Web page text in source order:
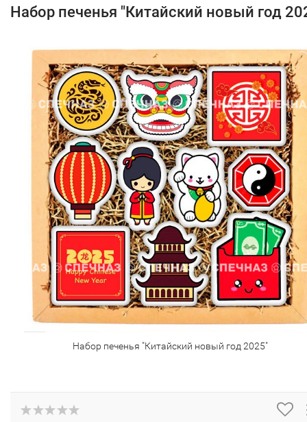
Набор печенья "Китайский новый год
Набор печенья "Китайский новый год 2025"